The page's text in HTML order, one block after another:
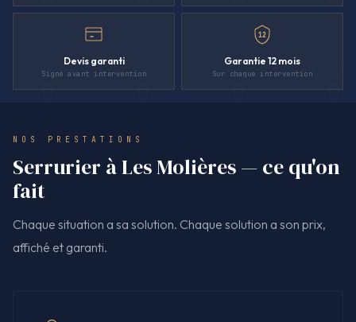
Devis garanti
Signé avant intervention
12
Garantie 12 mois
Sur chaque intervention
NOS PRESTATIONS
Serrurier à Les Molières — ce qu'on
fait
Chaque situation a sa solution. Chaque solution a son prix,
affiché et garanti.